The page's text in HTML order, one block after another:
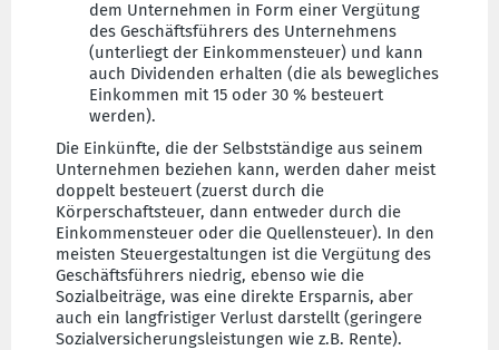
dem Unternehmen in Form einer Vergütung
des Geschäftsführers des Unternehmens
(unterliegt der Einkommensteuer) und kann
auch Dividenden erhalten (die als bewegliches
Einkommen mit 15 oder 30 % besteuert
werden).
Die Einkünfte, die der Selbstständige aus seinem
Unternehmen beziehen kann, werden daher meist
doppelt besteuert (zuerst durch die
Körperschaftsteuer, dann entweder durch die
Einkommensteuer oder die Quellensteuer). In den
meisten Steuergestaltungen ist die Vergütung des
Geschäftsführers niedrig, ebenso wie die
Sozialbeiträge, was eine direkte Ersparnis, aber
auch ein langfristiger Verlust darstellt (geringere
Sozialversicherungsleistungen wie z.B. Rente).